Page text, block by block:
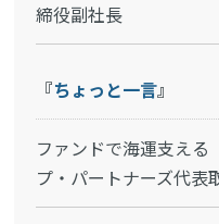
締役副社長
『ちょっと一言』
ファンドで海運支える
プ・パートナーズ代表